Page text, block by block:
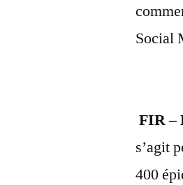
Social
FIR –
s’agit
400